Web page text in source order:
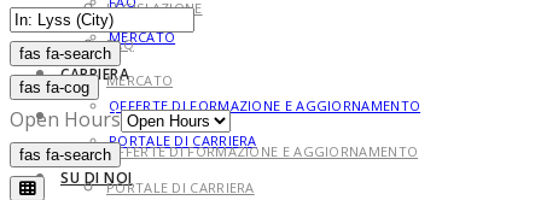
MERCATO
CARRIERA
OFFERTE DI FORMAZIONE E AGGIORNAMENTO
PORTALE DI CARRIERA
SU DI NOI
LEGISLAZIONE
FAQ
MERCATO
CARRIERA
OFFERTE DI FORMAZIONE E AGGIORNAMENTO
PORTALE DI CARRIERA
fas fa-searchfas fa-search
fas fa-cog
Open Hours
fas fa-searchfas fa-search